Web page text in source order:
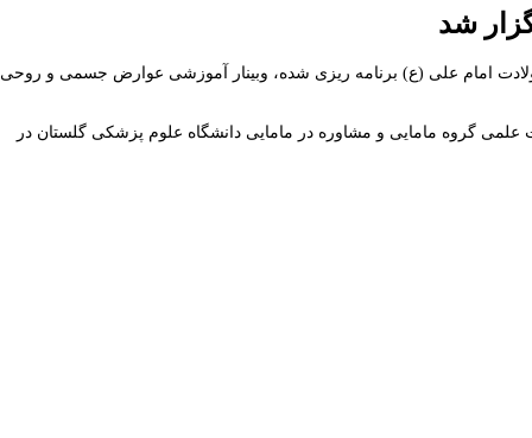
شد
دی ماه به مناسبت ولادت حضرت فاطمه زهرا (س) تا ولادت امام علی (ع) برنامه ریزی شده، وبینار آموزشی عوارض جسمی و روحی
گروه مامایی و مشاوره در مامایی دانشگاه علوم پزشکی گلستان در